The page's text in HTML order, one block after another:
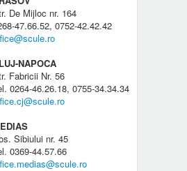
De Mijloc nr. 164
47.66.52, 0752-42.42.42
NAPOCA
Fabricii Nr. 56
0264-46.26.18, 0755-34.34.34
Sibiului nr. 45
0369-44.57.66